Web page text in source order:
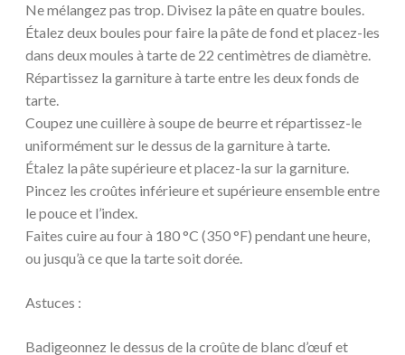
Ne mélangez pas trop. Divisez la pâte en quatre boules.
Étalez deux boules pour faire la pâte de fond et placez-les
dans deux moules à tarte de 22 centimètres de diamètre.
Répartissez la garniture à tarte entre les deux fonds de
tarte.
Coupez une cuillère à soupe de beurre et répartissez-le
uniformément sur le dessus de la garniture à tarte.
Étalez la pâte supérieure et placez-la sur la garniture.
Pincez les croûtes inférieure et supérieure ensemble entre
le pouce et l’index.
Faites cuire au four à 180 °C (350 °F) pendant une heure,
ou jusqu’à ce que la tarte soit dorée.
Astuces :
Badigeonnez le dessus de la croûte de blanc d’œuf et